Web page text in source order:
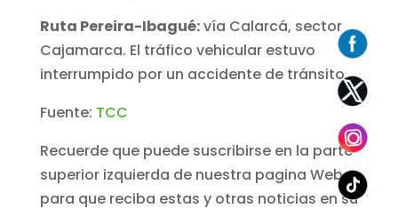
Ruta Pereira-Ibagué:vía Calarcá, sector
Cajamarca. El tráfico vehicular estuvo
interrumpido por un accidente de tránsito.
Fuente: TCC
Recuerde que puede suscribirse en la parte
superior izquierda de nuestra pagina Web,
para que reciba estas y otras noticias en su